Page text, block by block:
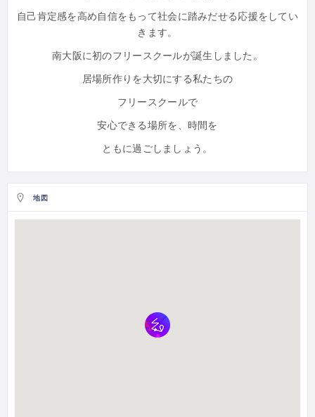
自己肯定感を高め自信をもって社会に踏みだせる応援をしてい
きます。
南大阪に初のフリースクールが誕生しました。
居場所作りを大切にする私たちの
フリースクールで
安心できる場所を、時間を
ともに過ごしましょう。
地図